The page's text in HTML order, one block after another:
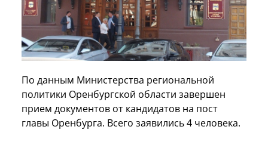
По данным Министерства региональной
политики Оренбургской области завершен
прием документов от кандидатов на пост
главы Оренбурга. Всего заявились 4 человека.